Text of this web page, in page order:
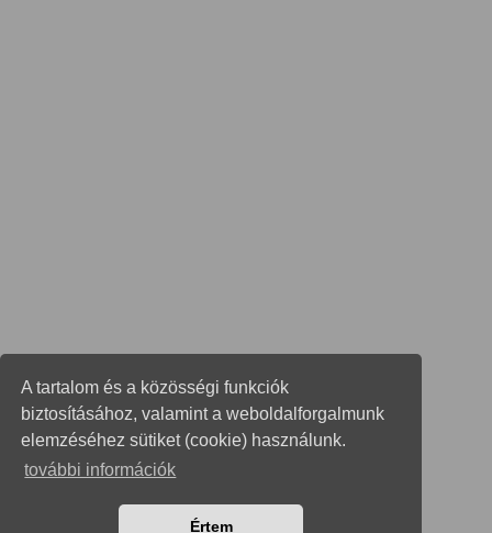
A tartalom és a közösségi funkciók
biztosításához, valamint a weboldalforgalmunk
elemzéséhez sütiket (cookie) használunk.
további információk
Értem